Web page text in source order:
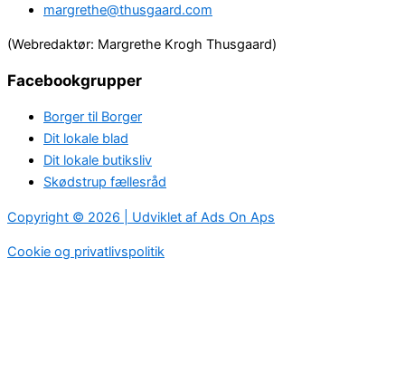
margrethe@thusgaard.com
(Webredaktør: Margrethe Krogh Thusgaard)
Facebookgrupper
Borger til Borger
Dit lokale blad
Dit lokale butiksliv
Skødstrup fællesråd
Copyright © 2026 | Udviklet af Ads On Aps
Cookie og privatlivspolitik